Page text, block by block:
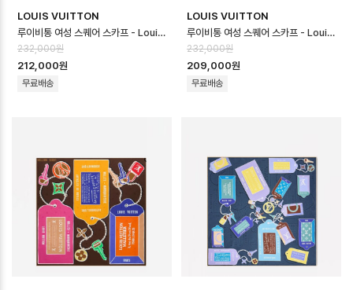
LOUIS VUITTON
루이비통 여성 스퀘어 스카프 - Louis vuitton Womens Square Scar…
232,000원
212,000원
무료배송
LOUIS VUITTON
루이비통 여성 스퀘어 스카프 - Louis vuitton Womens Square Scar…
232,000원
209,000원
무료배송